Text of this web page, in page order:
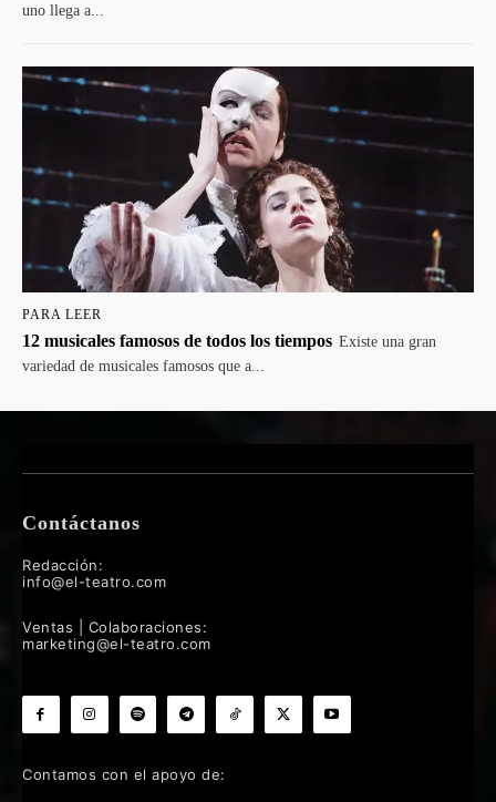
uno llega a...
PARA LEER
12 musicales famosos de todos los tiempos Existe una gran
variedad de musicales famosos que a...
Contáctanos
Redacción:
info@el-teatro.com
Ventas | Colaboraciones:
marketing@el-teatro.com
Contamos con el apoyo de: